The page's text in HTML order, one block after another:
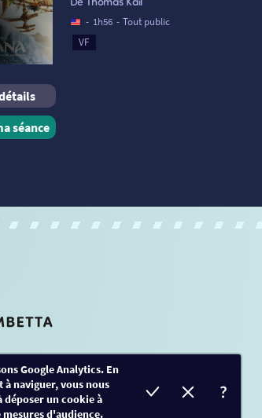
séance
- 1h56 - Tout public
VF
Google Analytics. En
naviguer, vous nous
déposer un cookie à
mesures d'audience.